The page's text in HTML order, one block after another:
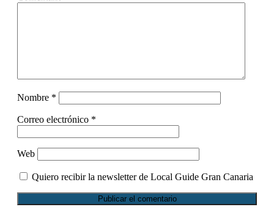
Nombre *
Correo electrónico *
Web
Quiero recibir la newsletter de Local Guide Gran Canaria